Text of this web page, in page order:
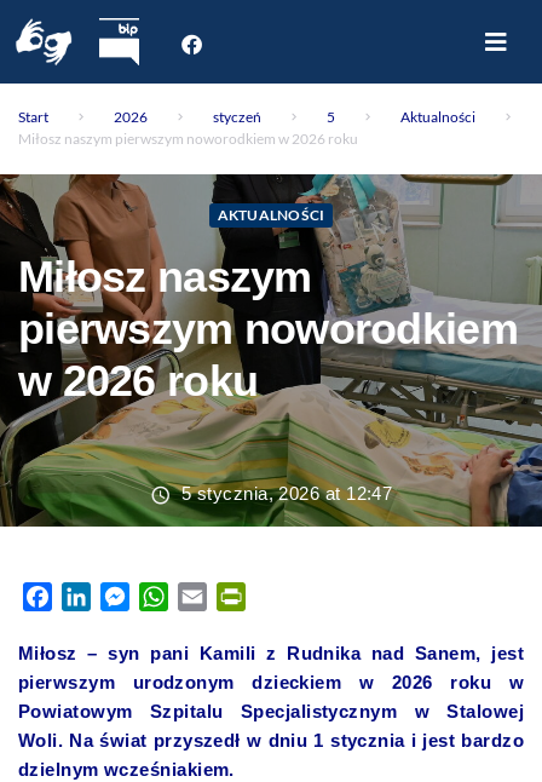
O nas
Oddziały
Poradnie
Rejestracja internetowa
Aktualności
Kontakt
Start 2026 styczeń 5
Aktualności
Miłosz naszym pierwszym noworodkiem w 2026 roku
AKTUALNOŚCI
Miłosz naszym
pierwszym noworodkiem
w 2026 roku
5 stycznia, 2026 at 12:47
FacebookLinkedInMessenger
WhatsApp
Email
Miłosz – syn pani Kamili z Rudnika nad Sanem, jest
pierwszym urodzonym dzieckiem w 2026 roku w
Powiatowym Szpitalu Specjalistycznym w Stalowej
Woli. Na świat przyszedł w dniu 1 stycznia i jest bardzo
dzielnym wcześniakiem.